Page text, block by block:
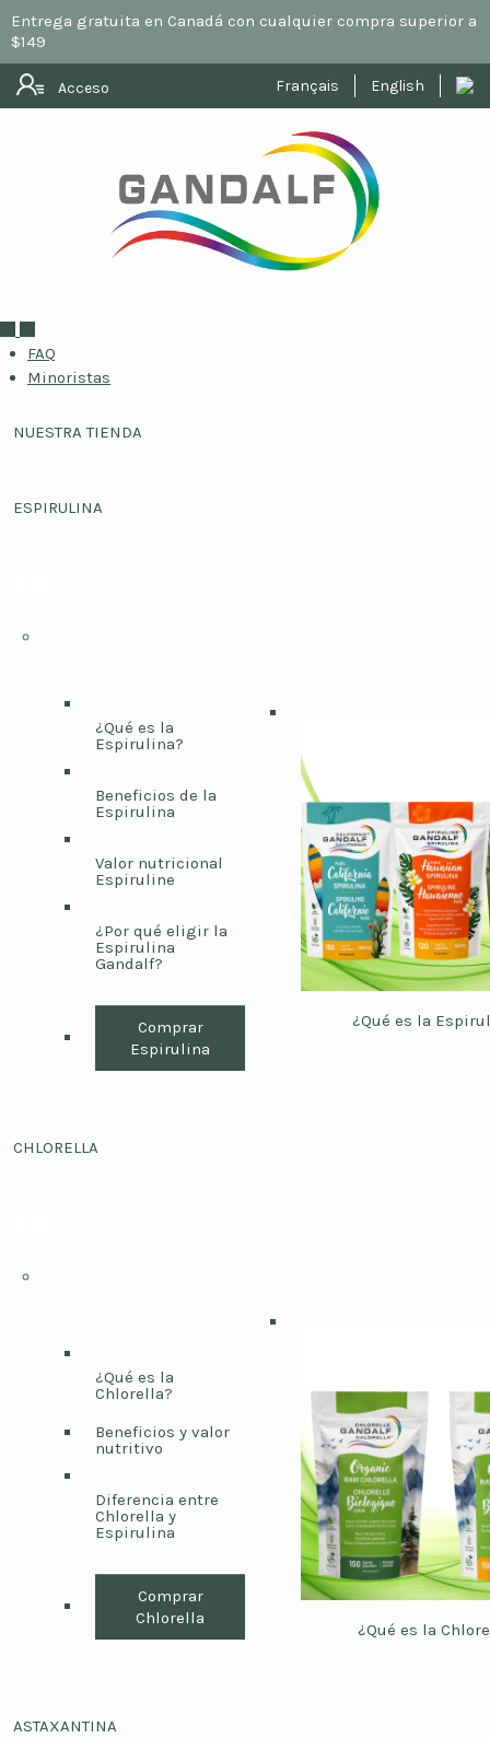
Entrega gratuita en Canadá con cualquier compra superior a
$149
Français English
Acceso
FAQ
Minoristas
NUESTRA TIENDA
ESPIRULINA
¿Qué es la
Espirulina?
Beneficios de la
Espirulina
Valor nutricional
Espiruline
¿Por qué eligir la
Espirulina
Gandalf?
Comprar
Espirulina
¿Qué es la
CHLORELLA
¿Qué es la
Chlorella?
Beneficios y valor
nutritivo
Diferencia entre
Chlorella y
Espirulina
Comprar
Chlorella
¿Qué es la
ASTAXANTINA